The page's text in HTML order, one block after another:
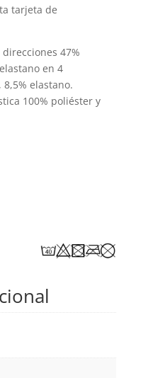
tarjeta de
47%
en 4
elastano.
100% poliéster y